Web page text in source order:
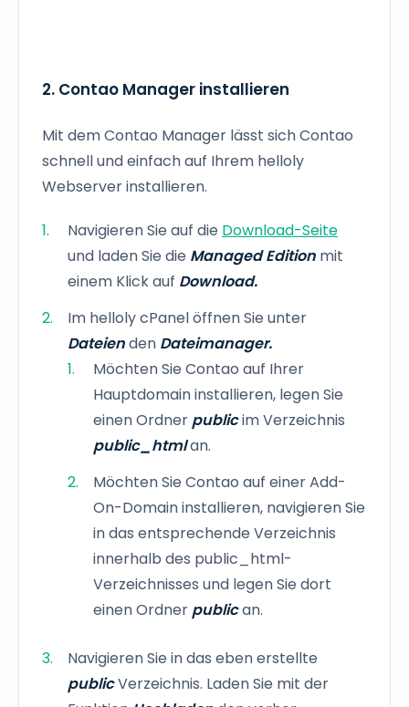
2. Contao Manager installieren
Mit dem Contao Manager lässt sich Contao
schnell und einfach auf Ihrem helloly
Webserver installieren.
Navigieren Sie auf die Download-Seite
und laden Sie die Managed Edition mit
einem Klick auf Download.
Im helloly cPanel öffnen Sie unter
Dateienden Dateimanager.
Möchten Sie Contao auf Ihrer
Hauptdomain installieren, legen Sie
einen Ordner publicim Verzeichnis
public_htmlan.
Möchten Sie Contao auf einer Add-
On-Domain installieren, navigieren Sie
in das entsprechende Verzeichnis
innerhalb des public_html-
Verzeichnisses und legen Sie dort
einen Ordner publican.
Navigieren Sie in das eben erstellte
publicVerzeichnis. Laden Sie mit der